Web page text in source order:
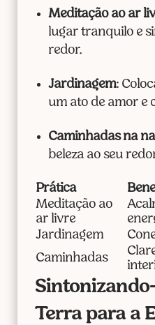
Meditação ao ar
lugar tranquilo e
redor.
Jardinagem:
um ato de amor e
Caminhadas na
beleza ao seu
Prática
Meditação ao
ar livre
Jardinagem
Caminhadas
Terra para a